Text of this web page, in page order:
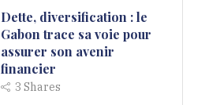
Dette, diversification : le
Gabon trace sa voie pour
assurer son avenir
financier
3Shares